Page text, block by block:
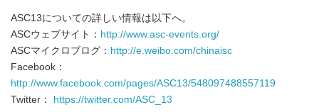
ASC13についての詳しい情報は以下へ。
ASCウェブサイト： http://www.asc-events.org/
ASCマイクロブログ： http://e.weibo.com/chinaisc
Facebook：
http://www.facebook.com/pages/ASC13/548097488557119
Twitter：
https://twitter.com/ASC_13